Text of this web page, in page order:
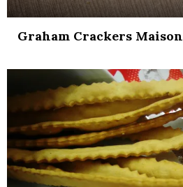
Graham Crackers Maison